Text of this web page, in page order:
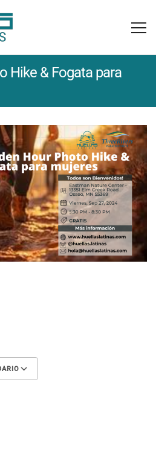
Hike & Fogata para